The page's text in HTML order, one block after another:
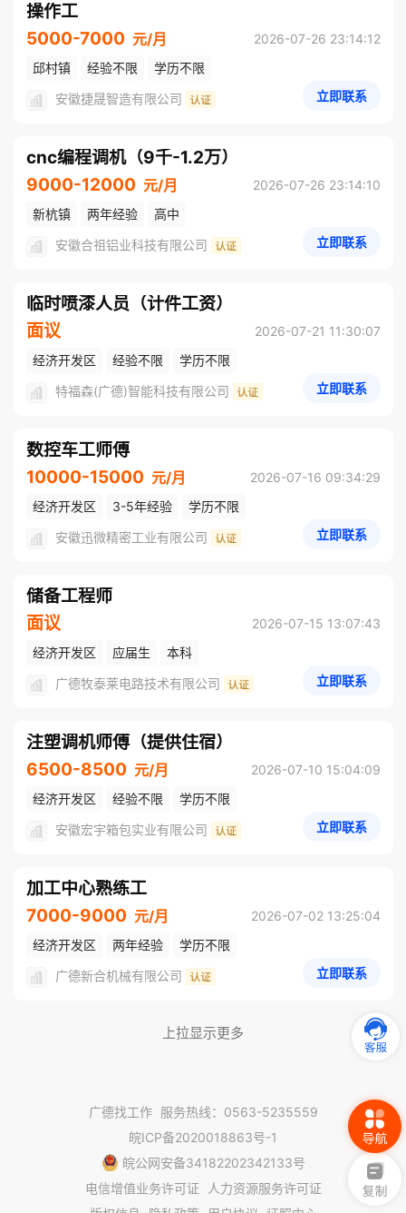
操作工
5000-7000 元/月
2026-07-26 23:14:12
邱村镇
经验不限
学历不限
安徽捷晟智造有限公司
立即联系
cnc编程调机（9千-1.2万）
9000-12000 元/月
2026-07-26 23:14:10
新杭镇
两年经验
高中
安徽合祖铝业科技有限公司
立即联系
临时喷漆人员（计件工资）
面议
2026-07-21 11:30:07
经济开发区
经验不限
学历不限
特福森(广德)智能科技有限公司
立即联系
数控车工师傅
10000-15000 元/月
2026-07-16 09:34:29
经济开发区
3-5年经验
学历不限
安徽迅微精密工业有限公司
立即联系
储备工程师
面议
2026-07-15 13:07:43
经济开发区
应届生
本科
广德牧泰莱电路技术有限公司
立即联系
注塑调机师傅（提供住宿）
6500-8500 元/月
2026-07-10 15:04:09
经济开发区
经验不限
学历不限
安徽宏宇箱包实业有限公司
立即联系
加工中心熟练工
7000-9000 元/月
2026-07-02 13:25:04
经济开发区
两年经验
学历不限
广德新合机械有限公司
立即联系
上拉显示更多
广德找工作
服务热线：0563-5235559
皖ICP备2020018863号-1
皖公网安备34182202342133号
电信增值业务许可证
人力资源服务许可证